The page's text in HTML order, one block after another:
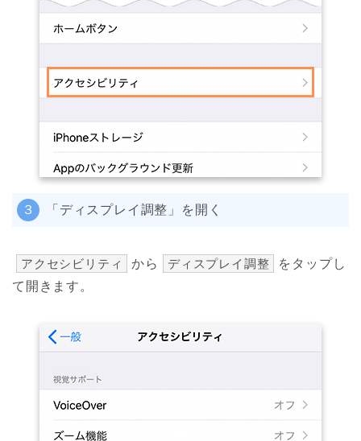
３ 「ディスプレイ調整」を開く
アクセシビリティ から ディスプレイ調整
をタップし
て開きます。